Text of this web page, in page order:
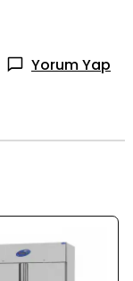
Yorum Yap